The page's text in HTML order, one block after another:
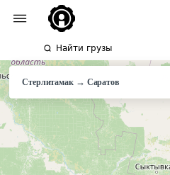
Найти грузы
Стерлитамак→ Саратов